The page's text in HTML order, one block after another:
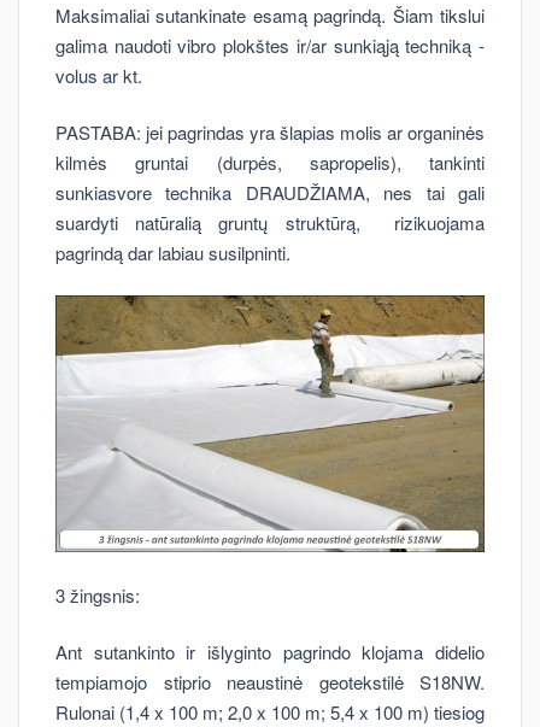
Maksimaliai sutankinate esamą pagrindą. Šiam tikslui
galima naudoti vibro plokštes ir/ar sunkiąją techniką -
volus ar kt.
PASTABA: jei pagrindas yra šlapias molis ar organinės
kilmės gruntai (durpės, sapropelis), tankinti
sunkiasvore technika DRAUDŽIAMA, nes tai gali
suardyti natūralią gruntų struktūrą, rizikuojama
pagrindą dar labiau susilpninti.
3 žingsnis:
Ant sutankinto ir išlyginto pagrindo klojama didelio
tempiamojo stiprio neaustinė geotekstilė S18NW.
Rulonai (1,4 x 100 m; 2,0 x 100 m; 5,4 x 100 m) tiesiog